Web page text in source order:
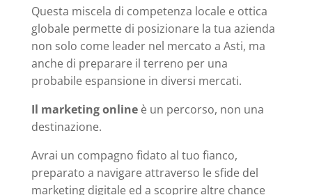
Questa miscela di competenza locale e ottica
globale permette di posizionare la tua azienda
non solo come leader nel mercato a Asti, ma
anche di preparare il terreno per una
probabile espansione in diversi mercati.
Il marketing onlineè un percorso, non una
destinazione.
Avrai un compagno fidato al tuo fianco,
preparato a navigare attraverso le sfide del
marketing digitale ed a scoprire altre chance